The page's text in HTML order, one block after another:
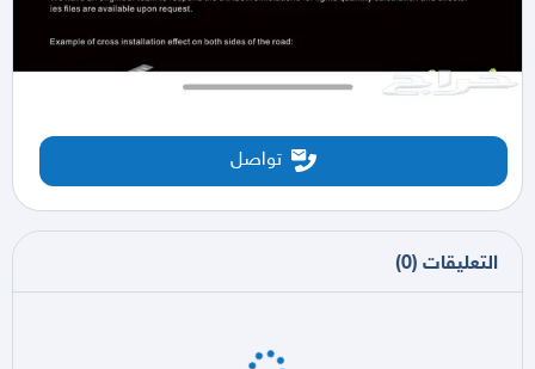
تواصل
التعليقات (
0
)